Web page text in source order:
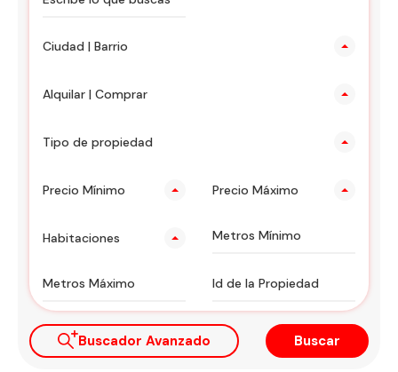
Ciudad | Barrio
Alquilar | Comprar
Tipo de propiedad
Precio Mínimo Precio Máximo
Habitaciones
Buscador Avanzado Buscar